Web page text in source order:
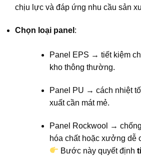
chịu lực và đáp ứng nhu cầu sản
Chọn loại panel :
Panel EPS → tiết kiệm
kho thông thường.
Panel PU → cách nhiệt
xuất cần mát mẻ.
Panel Rockwool →
hóa chất hoặc xưởng dễ
Bước này quyết định